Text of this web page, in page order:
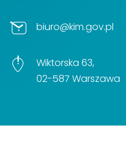
biuro@kim.gov.pl
Wiktorska 63,
02-587 Warszawa